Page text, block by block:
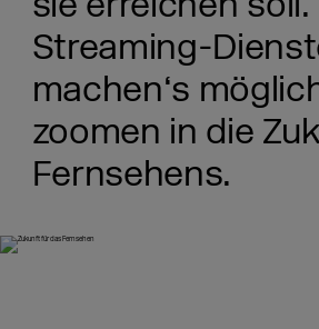
Streaming-
machen‘s
zoomen in die
Fernsehens.